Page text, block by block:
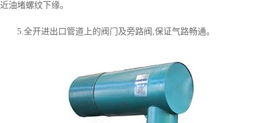
近油堵螺纹下缘。
5.全开进出口管道上的阀门及旁路阀,保证气路畅通。